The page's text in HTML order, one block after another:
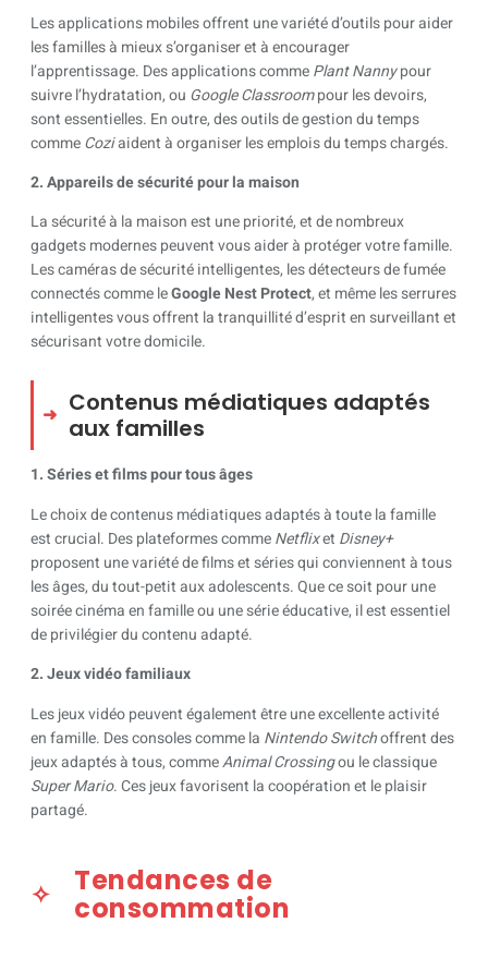
Les applications mobiles offrent une variété d’outils pour aider
les familles à mieux s’organiser et à encourager
l’apprentissage. Des applications commePlant Nannypour
suivre l’hydratation, ou Google Classroompour les devoirs,
sont essentielles. En outre, des outils de gestion du temps
commeCoziaident à organiser les emplois du temps chargés.
2. Appareils de sécurité pour la maison
La sécurité à la maison est une priorité, et de nombreux
gadgets modernes peuvent vous aider à protéger votre famille.
Les caméras de sécurité intelligentes, les détecteurs de fumée
connectés comme leGoogle Nest Protect, et même les serrures
intelligentes vous offrent la tranquillité d’esprit en surveillant et
sécurisant votre domicile.
Contenus médiatiques adaptés
aux familles
1. Séries et films pour tous âges
Le choix de contenus médiatiques adaptés à toute la famille
est crucial. Des plateformes commeNetflixet Disney+
proposent une variété de films et séries qui conviennent à tous
les âges, du tout-petit aux adolescents. Que ce soit pour une
soirée cinéma en famille ou une série éducative, il est essentiel
de privilégier du contenu adapté.
2. Jeux vidéo familiaux
Les jeux vidéo peuvent également être une excellente activité
en famille. Des consoles comme la Nintendo Switchoffrent des
jeux adaptés à tous, commeAnimal Crossingou le classique
Super Mario. Ces jeux favorisent la coopération et le plaisir
partagé.
Tendances de
consommation